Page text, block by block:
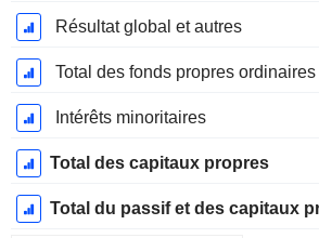
Résultat global et autres
Total des fonds propres ordinaires
Intérêts minoritaires
Total des capitaux propres
Total du passif et des capitaux